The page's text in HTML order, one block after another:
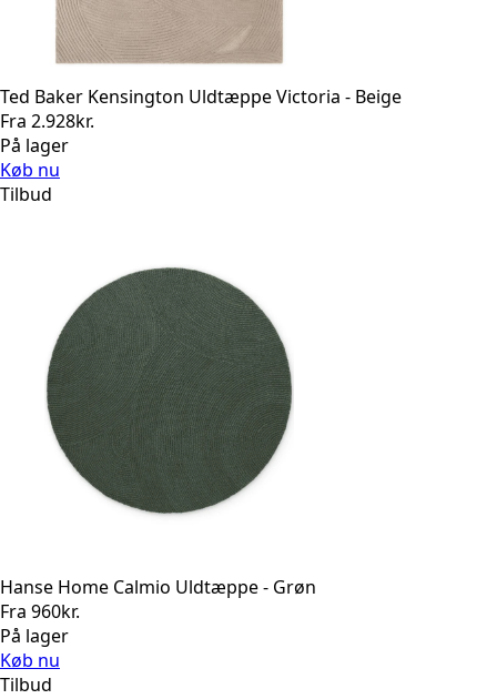
Ted Baker Kensington Uldtæppe Victoria - Beige
Fra 2.928kr.
På lager
Køb nu
Tilbud
Hanse Home Calmio Uldtæppe - Grøn
Fra 960kr.
På lager
Køb nu
Tilbud